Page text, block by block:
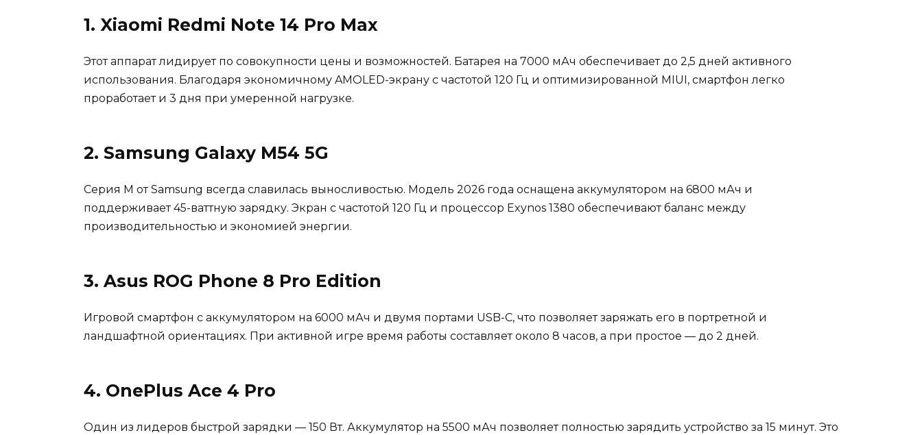
1. Xiaomi Redmi Note 14 Pro Max
Этот аппарат лидирует по совокупности цены и возможностей. Батарея на 7000 мАч обеспечивает до 2,5 дней активного
использования. Благодаря экономичному AMOLED-экрану с частотой 120 Гц и оптимизированной MIUI, смартфон легко
проработает и 3 дня при умеренной нагрузке.
2. Samsung Galaxy M54 5G
Серия M от Samsung всегда славилась выносливостью. Модель 2026 года оснащена аккумулятором на 6800 мАч и
поддерживает 45-ваттную зарядку. Экран с частотой 120 Гц и процессор Exynos 1380 обеспечивают баланс между
производительностью и экономией энергии.
3. Asus ROG Phone 8 Pro Edition
Игровой смартфон с аккумулятором на 6000 мАч и двумя портами USB-C, что позволяет заряжать его в портретной и
ландшафтной ориентациях. При активной игре время работы составляет около 8 часов, а при простое — до 2 дней.
4. OnePlus Ace 4 Pro
Один из лидеров быстрой зарядки — 150 Вт. Аккумулятор на 5500 мАч позволяет полностью зарядить устройство за 15 минут. Это